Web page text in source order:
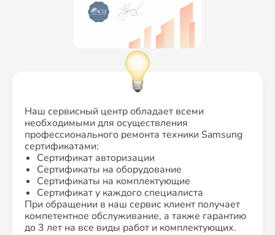
Наш сервисный центр обладает всеми
необходимыми для осуществления
профессионального ремонта техники Samsung
сертификатами:
Сертификат авторизации
Сертификаты на оборудование
Сертификаты на комплектующие
Сертификат у каждого специалиста
При обращении в наш сервис клиент получает
компетентное обслуживание, а также гарантию
до 3 лет на все виды работ и комплектующих.